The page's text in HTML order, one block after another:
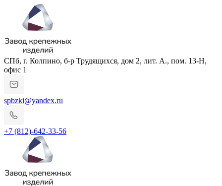
СПб, г. Колпино, б-р Трудящихся, дом 2, лит. А., пом. 13-Н,
офис 1
spbzki@yandex.ru
+7 (812)-642-33-56